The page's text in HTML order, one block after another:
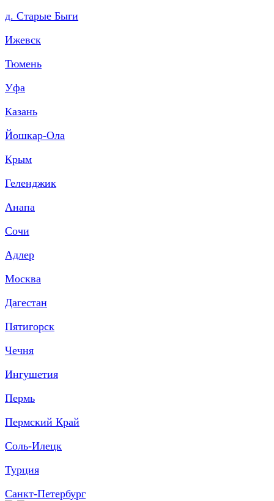
д. Старые Быги
Ижевск
Тюмень
Уфа
Казань
Йошкар-Ола
Крым
Геленджик
Анапа
Сочи
Адлер
Москва
Дагестан
Пятигорск
Чечня
Ингушетия
Пермь
Пермский Край
Соль-Илецк
Турция
Санкт-Петербург